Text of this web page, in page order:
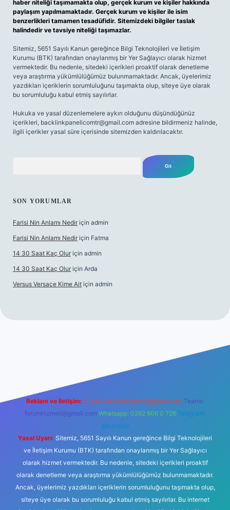
haber niteliği taşımamakta olup, gerçek kurum ve kişiler hakkında
paylaşım yapılmamaktadır. Gerçek kurum ve kişiler ile isim
benzerlikleri tamamen tesadüfidir. Sitemizdeki bilgiler taslak
halindedir ve tavsiye niteliği taşımazlar.
Sitemiz, 5651 Sayılı Kanun gereğince Bilgi Teknolojileri ve İletişim
Kurumu (BTK) tarafından onaylanmış bir Yer Sağlayıcı olarak hizmet
vermektedir. Bu nedenle, sitedeki içerikleri proaktif olarak denetleme
veya araştırma yükümlülüğümüz bulunmamaktadır. Ancak, üyelerimiz
yazdıkları içeriklerin sorumluluğunu taşımakta olup, siteye üye olarak
bu sorumluluğu kabul etmiş sayılırlar.
Hukuka ve yasal düzenlemelere aykırı olduğunu düşündüğünüz
içerikleri, backlinkpanelicomtr@gmail.com adresine bildirmeniz halinde,
ilgili içerikler yasal süre içerisinde sitemizden kaldırılacaktır.
SON YORUMLAR
Farisi Nin Anlamı Nedir için admin
Farisi Nin Anlamı Nedir için Fatma
14 30 Saat Kaç Olur için admin
14 30 Saat Kaç Olur için Arda
Versus Versace Kime Ait için admin
Reklam ve İletişim: E-mail: backlinkpaneli@gmail.com Teams:
forumhizmeti@gmail.com Whatsapp: 0262 606 0 726 Telegram:
@karabul
Yasal Uyarı: Sitemiz, 5651 Sayılı Kanun gereğince Bilgi Teknolojileri
ve İletişim Kurumu (BTK) tarafından onaylanmış bir Yer Sağlayıcı
olarak hizmet vermektedir. Bu nedenle, sitedeki içerikleri proaktif
olarak denetleme veya araştırma yükümlülüğümüz bulunmamaktadır.
Ancak, üyelerimiz yazdıkları içeriklerin sorumluluğunu taşımakta olup,
siteye üye olarak bu sorumluluğu kabul etmiş sayılırlar. Bu internet